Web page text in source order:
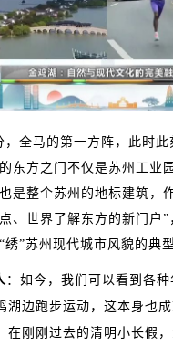
，全马的第一方阵，此时
东方之门不仅是苏州工业
是整个苏州的地标建筑，
、世界了解东方的新门户
绣”苏州现代城市风貌的典
：如今，我们可以看到各
湖边跑步运动，这本身也
在刚刚过去的清明小长假